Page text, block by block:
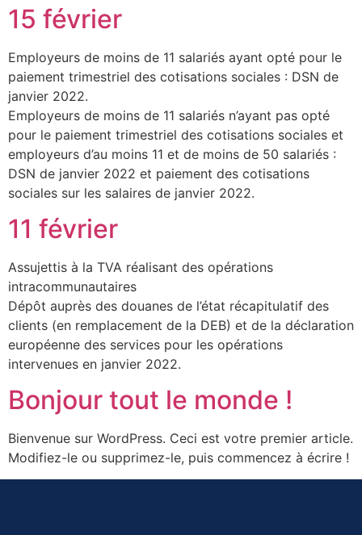
15 février
Employeurs de moins de 11 salariés ayant opté pour le
paiement trimestriel des cotisations sociales : DSN de
janvier 2022.
Employeurs de moins de 11 salariés n’ayant pas opté
pour le paiement trimestriel des cotisations sociales et
employeurs d’au moins 11 et de moins de 50 salariés :
DSN de janvier 2022 et paiement des cotisations
sociales sur les salaires de janvier 2022.
11 février
Assujettis à la TVA réalisant des opérations
intracommunautaires
Dépôt auprès des douanes de l’état récapitulatif des
clients (en remplacement de la DEB) et de la déclaration
européenne des services pour les opérations
intervenues en janvier 2022.
Bonjour tout le monde !
Bienvenue sur WordPress. Ceci est votre premier article.
Modifiez-le ou supprimez-le, puis commencez à écrire !